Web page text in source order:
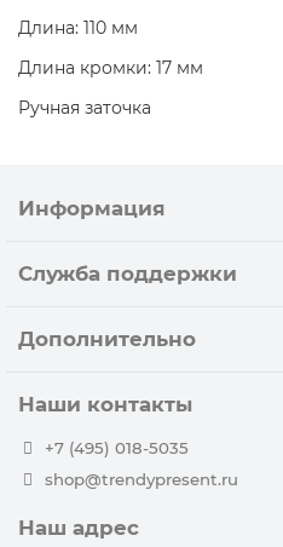
Длина: 110 мм
Длина кромки: 17 мм
Ручная заточка
Информация
Служба поддержки
Дополнительно
Наши контакты
+7 (495) 018-5035
shop@trendypresent.ru
Наш адрес